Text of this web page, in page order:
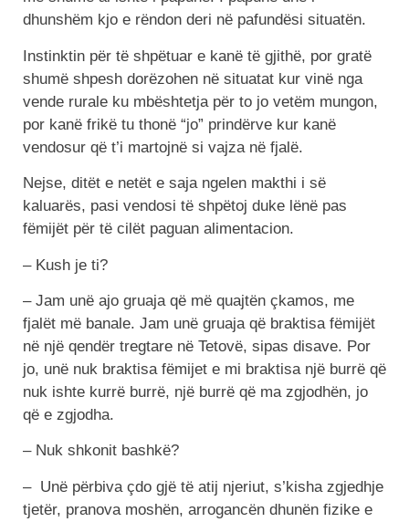
dhunshëm kjo e rëndon deri në pafundësi situatën.
Instinktin për të shpëtuar e kanë të gjithë, por gratë
shumë shpesh dorëzohen në situatat kur vinë nga
vende rurale ku mbështetja për to jo vetëm mungon,
por kanë frikë tu thonë “jo” prindërve kur kanë
vendosur që t’i martojnë si vajza në fjalë.
Nejse, ditët e netët e saja ngelen makthi i së
kaluarës, pasi vendosi të shpëtoj duke lënë pas
fëmijët për të cilët paguan alimentacion.
– Kush je ti?
– Jam unë ajo gruaja që më quajtën çkamos, me
fjalët më banale. Jam unë gruaja që braktisa fëmijët
në një qendër tregtare në Tetovë, sipas disave. Por
jo, unë nuk braktisa fëmijet e mi braktisa një burrë që
nuk ishte kurrë burrë, një burrë që ma zgjodhën, jo
që e zgjodha.
– Nuk shkonit bashkë?
– Unë përbiva çdo gjë të atij njeriut, s’kisha zgjedhje
tjetër, pranova moshën, arrogancën dhunën fizike e